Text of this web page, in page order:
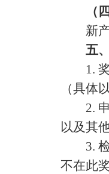
（四
新产
五、
1.
（具体
2.
以及其
3.
不在此